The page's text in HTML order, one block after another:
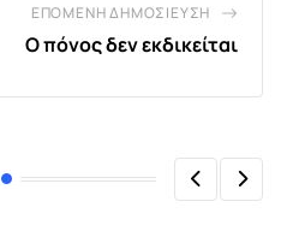
ΕΠΌΜΕΝΗ ΔΗΜΟΣΊΕΥΣΗ
Ο πόνος δεν εκδικείται